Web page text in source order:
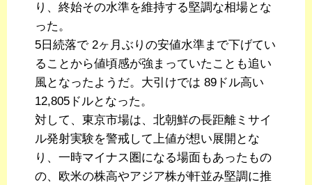
り、終始その水準を維持する堅調な相場とな
った。
5日続落で 2ヶ月ぶりの安値水準まで下げてい
ることから値頃感が強まっていたことも追い
風となったようだ。大引けでは 89ドル高い
12,805ドルとなった。
対して、東京市場は、北朝鮮の長距離ミサイ
ル発射実験を警戒して上値が想い展開とな
り、一時マイナス圏になる場面もあったもの
の、欧米の株高やアジア株が軒並み堅調に推